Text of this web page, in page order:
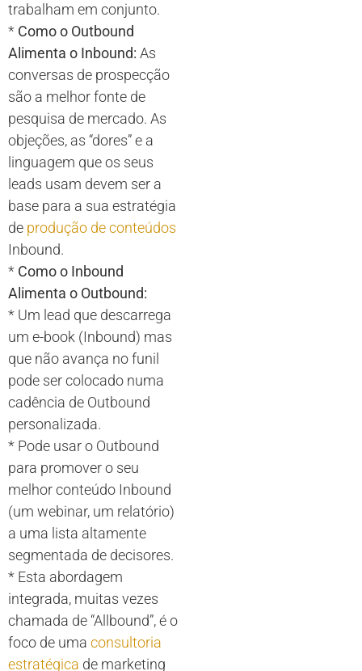
trabalham em conjunto.
* Como o Outbound
Alimenta o Inbound: As
conversas de prospecção
são a melhor fonte de
pesquisa de mercado. As
objeções, as “dores” e a
linguagem que os seus
leads usam devem ser a
base para a sua estratégia
de produção de conteúdos
Inbound.
* Como o Inbound
Alimenta o Outbound:
* Um lead que descarrega
um e-book (Inbound) mas
que não avança no funil
pode ser colocado numa
cadência de Outbound
personalizada.
* Pode usar o Outbound
para promover o seu
melhor conteúdo Inbound
(um webinar, um relatório)
a uma lista altamente
segmentada de decisores.
* Esta abordagem
integrada, muitas vezes
chamada de “Allbound”, é o
foco de uma consultoria
estratégica de marketing